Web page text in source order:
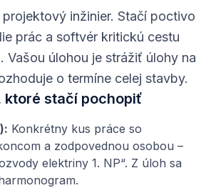
inžinier. Stačí poctivo
prác a softvér kritickú cestu
Vašou úlohou je strážiť úlohy na
o termíne celej stavby.
ktoré stačí pochopiť
: Konkrétny kus práce so
a zodpovednou osobou –
elektriny 1. NP“. Z úloh sa